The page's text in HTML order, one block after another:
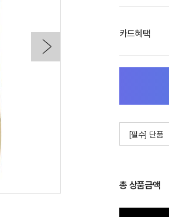
카드혜택
[필수] 단품
총 상품금액